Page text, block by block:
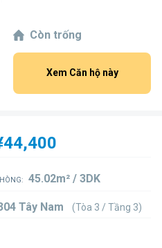
Còn trống
Xem Căn hộ này
45.02m² / 3DK
Tây Nam (Tòa 3 / Tầng 3)